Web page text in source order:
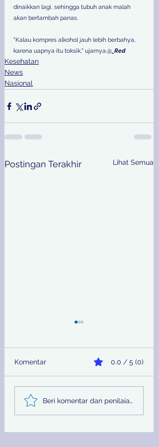
dinaikkan lagi, sehingga tubuh anak malah
akan bertambah panas.
"Kalau kompres alkohol jauh lebih berbahya,
karena uapnya itu toksik," ujarnya.@ _Red
Kesehatan
News
Nasional
Postingan Terakhir Lihat Semua
Sinergi Bea Cukai dan
Satgaspam Lanudal
Juanda Gagalkan
Komentar 0.0 / 5 (0)
Beri komentar dan penilaian...